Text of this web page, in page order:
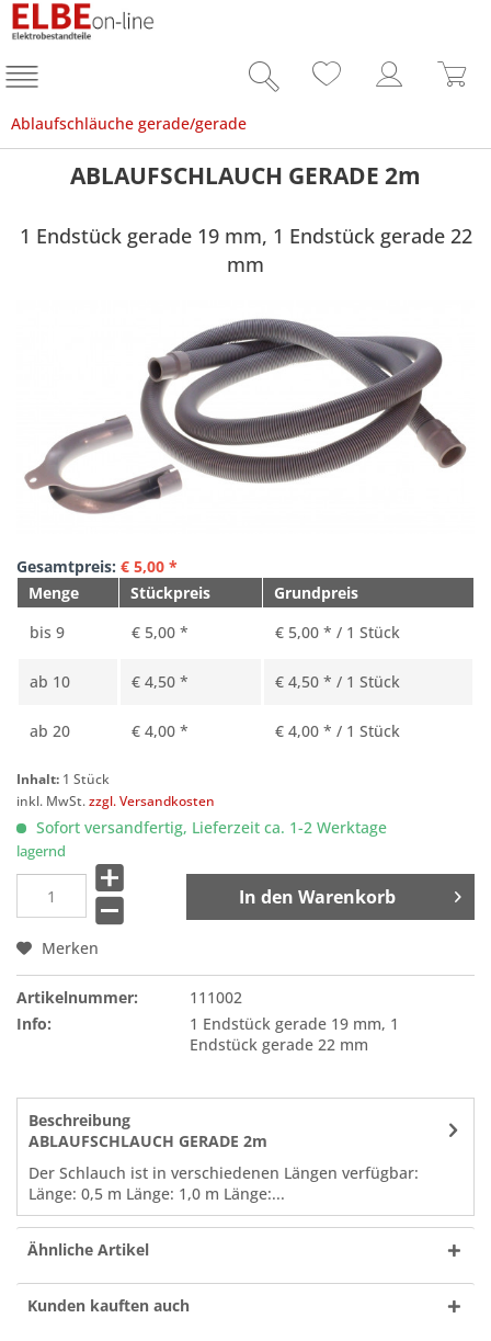
Ablaufschläuche gerade/gerade
ABLAUFSCHLAUCH GERADE 2m
1 Endstück gerade 19 mm, 1 Endstück gerade 22
mm
Gesamtpreis: € 5,00 *
Menge
Stückpreis
Grundpreis
bis 9 € 5,00 * € 5,00 * / 1 Stück
ab 10 € 4,50 * € 4,50 * / 1 Stück
ab 20 € 4,00 * € 4,00 * / 1 Stück
Inhalt: 1 Stück
inkl. MwSt.zzgl. Versandkosten
Sofort versandfertig, Lieferzeit ca. 1-2 Werktage
lagernd
In den Warenkorb
Merken
Artikelnummer:
111002
Info:
1 Endstück gerade 19 mm, 1
Endstück gerade 22 mm
Beschreibung
ABLAUFSCHLAUCH GERADE 2m
Der Schlauch ist in verschiedenen Längen verfügbar:
Länge: 0,5 m Länge: 1,0 m Länge:...
Ähnliche Artikel
Kunden kauften auch